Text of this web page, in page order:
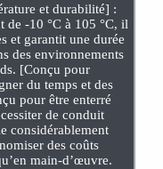
et durabilité] :
de -10 °C à 105 °C, il
et garantit une durée
des environnements
[Conçu pour
du temps et des
pour être enterré
de conduit
considérablement
des coûts
main-d’œuvre.